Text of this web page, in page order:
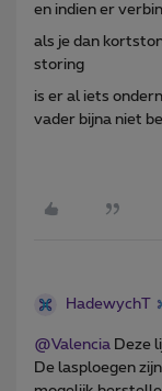
en indien er
als je dan
storing
is er al iets
vader bijna niet
HadewychT
@Valencia Deze
De lasploegen